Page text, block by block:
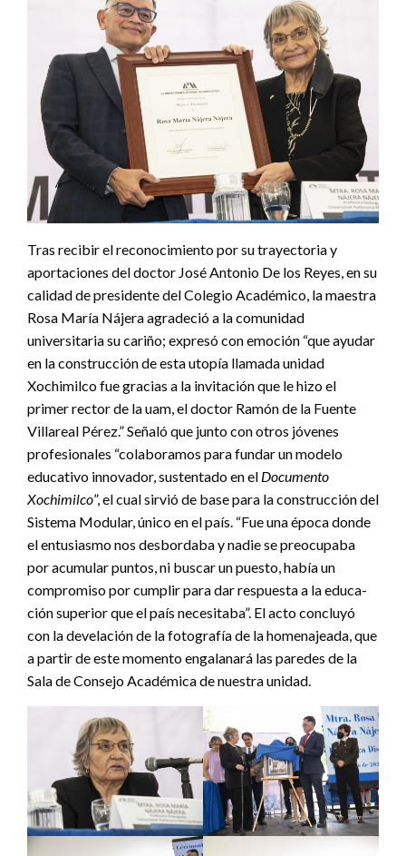
Tras recibir el reconocimiento por su trayectoria y
aportaciones del doctor José Antonio De los Reyes, en su
calidad de presidente del Colegio Académico, la maestra
Rosa María Nájera agradeció a la comunidad
universitaria su cariño; expresó con emoción “que ayudar
en la construcción de esta utopía llamada unidad
Xochimilco fue gracias a la invitación que le hizo el
primer rector de la uam, el doctor Ramón de la Fuente
Villareal Pérez.” Señaló que junto con otros jóvenes
profesionales “colaboramos para fundar un modelo
educativo innovador, sustentado en el Documento
Xochimilco”, el cual sirvió de base para la construcción del
Sistema Modular, único en el país. “Fue una época donde
el entusiasmo nos desbordaba y nadie se preocupaba
por acumular puntos, ni buscar un puesto, había un
compromiso por cumplir para dar respuesta a la educa-
ción superior que el país necesitaba”. El acto concluyó
con la develación de la fotografía de la homenajeada, que
a partir de este momento engalanará las paredes de la
Sala de Consejo Académica de nuestra unidad.